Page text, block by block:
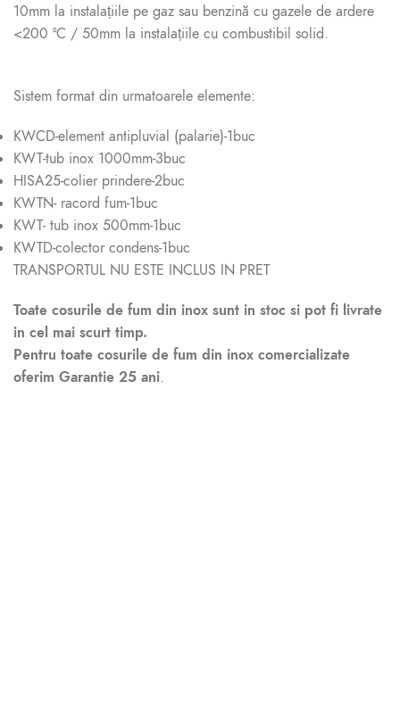
10mm la instalațiile pe gaz sau benzină cu gazele de ardere
<200 ºC / 50mm la instalațiile cu combustibil solid.
Sistem format din urmatoarele elemente:
KWCD-element antipluvial (palarie)-1buc
KWT-tub inox 1000mm-3buc
HISA25-colier prindere-2buc
KWTN- racord fum-1buc
KWT- tub inox 500mm-1buc
KWTD-colector condens-1buc
TRANSPORTUL NU ESTE INCLUS IN PRET
Toate cosurile de fum din inox sunt in stoc si pot fi livrate
in cel mai scurt timp.
Pentru toate cosurile de fum din inox comercializate
oferim Garantie 25 ani.